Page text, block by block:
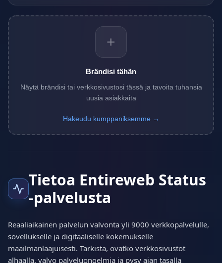
+
Brändisi tähän
Näytä brändisi tai verkkosivustosi tässä ja tavoita tuhansia
uusia asiakkaita
Hakeudu kumppaniksemme →
Tietoa Entireweb Status
-palvelusta
Reaaliaikainen palvelun valvonta yli 9000 verkkopalvelulle,
sovellukselle ja digitaaliselle kokemukselle
maailmanlaajuisesti. Tarkista, ovatko verkkosivustot
alhaalla, valvo palveluongelmia ja pysy ajan tasalla